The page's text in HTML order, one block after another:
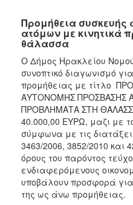
2023
2022
2021
2020
2019
2018
2017
2016
2015
2013
Προμήθεια
ατόμων με κινητικά
θάλασσα
Ο Δήμος Ηρακλείου
συνοπτικό διαγωνισμό
προμήθειας με τίτλο
ΑΥΤΟΝΟΜΗΣ ΠΡΟΣΒΑΣΗΣ
ΠΡΟΒΛΗΜΑΤΑ ΣΤΗ
40.000,00 ΕΥΡΩ, μαζι με
σύμφωνα με τις
3463/2006, 3852/2010 και
όρους του παρόντος
ενδιαφερόμενους
υποβάλουν προσφορά
της ως άνω προμήθειας.